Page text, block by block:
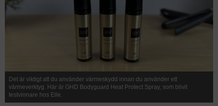
Det är viktigt att du använder värmeskydd innan du använder ett
värmeverktyg. Här är GHD Bodyguard Heat Protect Spray, som blivit
testvinnare hos Elle.